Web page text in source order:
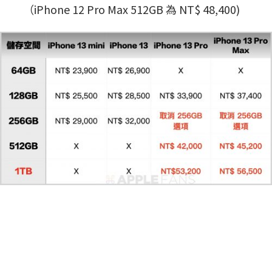
（iPhone 12 Pro Max 512GB 為 NT$ 48,400)